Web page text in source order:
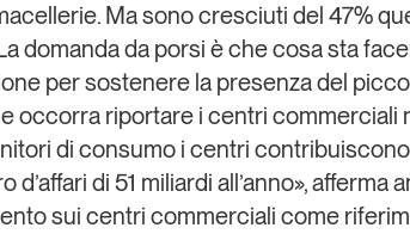
Ma sono cresciuti del 47%
domanda da porsi è che cosa sta
per sostenere la presenza del
occorra riportare i centri commerciali
di consumo i centri
d’affari di 51 miliardi all’anno», afferma
sui centri commerciali come